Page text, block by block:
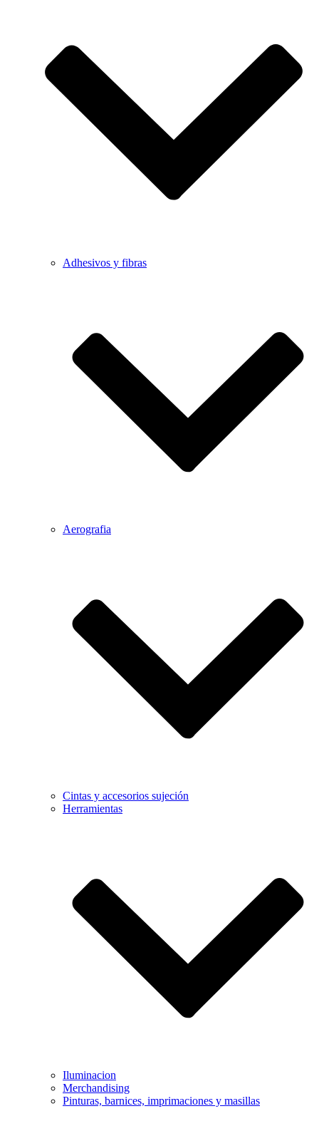
Adhesivos y fibras
Aerografia
Cintas y accesorios sujeción
Herramientas
Iluminacion
Merchandising
Pinturas, barnices, imprimaciones y masillas